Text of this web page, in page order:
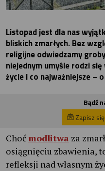
Listopad jest dla nas
bliskich zmarłych. Bez
religijne odwiedzamy
niejednym umyśle rodzi
życie i co najważniejsze –
Bądź
Zapisz
Choć modlitwa za
osiągnięciu zbawienia,
refleksji nad własnym